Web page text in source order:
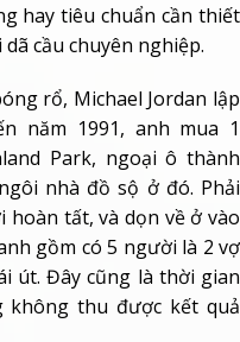
hay tiêu chuẩn cần thiết
cầu chuyên nghiệp.
rổ, Michael Jordan lập
năm 1991, anh mua 1
Park, ngoại ô thành
nhà đồ sộ ở đó. Phải
hoàn tất, và dọn về ở vào
gồm có 5 người là 2 vợ
út. Đây cũng là thời gian
không thu được kết quả